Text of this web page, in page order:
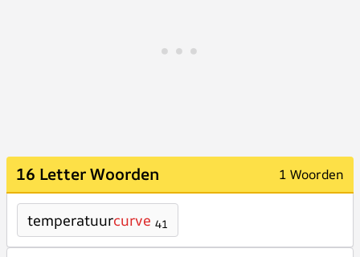
16 Letter Woorden 1 Woorden
temperatuurcurve 41